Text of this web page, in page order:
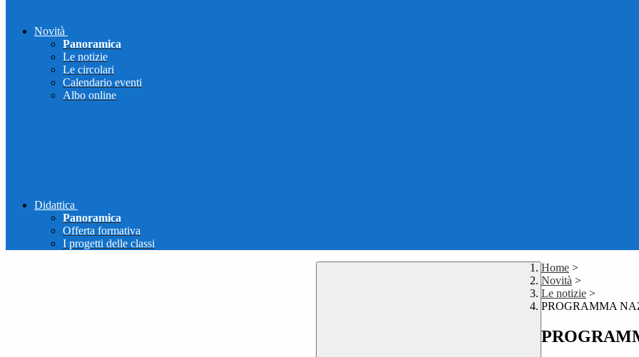
Novità
Panoramica
Le notizie
Le circolari
Calendario eventi
Albo online
Didattica
Panoramica
Offerta formativa
I progetti delle classi
Home >
Novità >
Le notizie >
PROGRAMMA